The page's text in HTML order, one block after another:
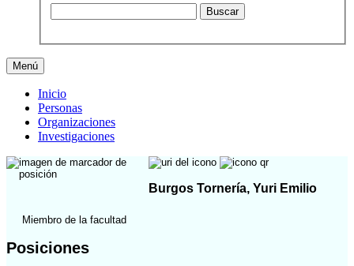
Menú
Inicio
Personas
Organizaciones
Investigaciones
Burgos Tornería, Yuri Emilio
Miembro de la facultad
Posiciones